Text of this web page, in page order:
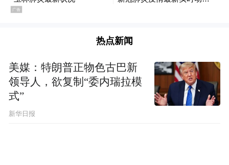
热点新闻
美媒：特朗普正物色古巴新
领导人，欲复制“委内瑞拉模
式”
新华日报